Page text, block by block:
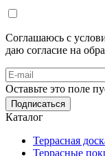
Соглашаюсь с
даю согласие на
Оставьте это поле
Подписаться
Каталог
Террасная
Террасные